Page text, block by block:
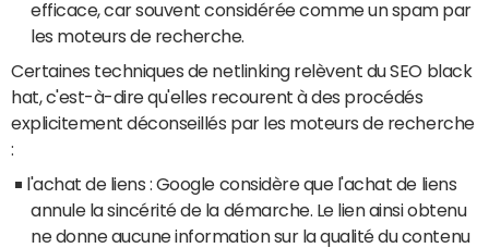
efficace, car souvent considérée comme un spam par
les moteurs de recherche.
Certaines techniques de netlinking relèvent du SEO black
hat, c'est-à-dire qu'elles recourent à des procédés
explicitement déconseillés par les moteurs de recherche
:
l'achat de liens : Google considère que l'achat de liens
annule la sincérité de la démarche. Le lien ainsi obtenu
ne donne aucune information sur la qualité du contenu